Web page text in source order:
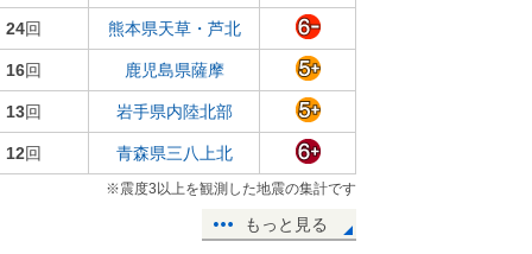
24回 熊本県天草・芦北
16回 鹿児島県薩摩
13回 岩手県内陸北部
12回 青森県三八上北
※震度3以上を観測した地震の集計です
もっと見る